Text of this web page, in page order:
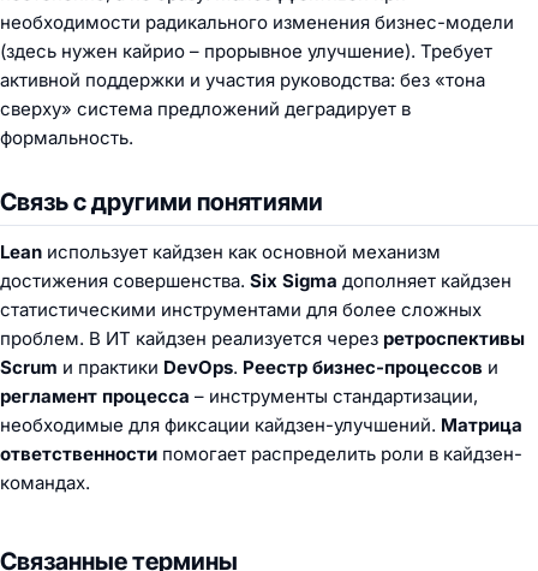
необходимости радикального изменения бизнес-модели
(здесь нужен кайрио – прорывное улучшение). Требует
активной поддержки и участия руководства: без «тона
сверху» система предложений деградирует в
формальность.
Связь с другими понятиями
Lean использует кайдзен как основной механизм
достижения совершенства. Six Sigma дополняет кайдзен
статистическими инструментами для более сложных
проблем. В ИТ кайдзен реализуется через ретроспективы
Scrum и практики DevOps. Реестр бизнес-процессов и
регламент процесса – инструменты стандартизации,
необходимые для фиксации кайдзен-улучшений. Матрица
ответственности помогает распределить роли в кайдзен-
командах.
Связанные термины